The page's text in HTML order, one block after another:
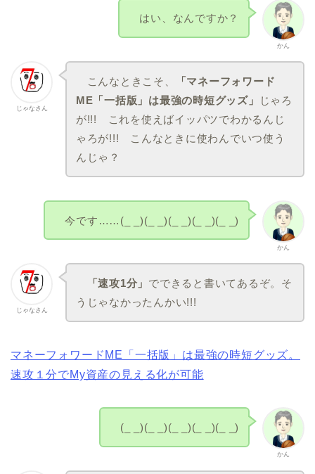
かん
はい、なんですか？
じゃなさん
こんなときこそ、
「マネーフォワード
ME「一括版」は最強の時短グッズ」
じゃろ
が!!! これを使えばイッパツでわかるんじ
ゃろが!!! こんなときに使わんでいつ使う
んじゃ？
かん
今です……(_ _)(_ _)(_ _)(_ _)(_ _)
じゃなさん
「速攻1分」 でできると書いてあるぞ。そ
うじゃなかったんかい!!!
マネーフォワードME「一括版」は最強の時短グッズ。
速攻１分でMy資産の見える化が可能
かん
(_ _)(_ _)(_ _)(_ _)(_ _)